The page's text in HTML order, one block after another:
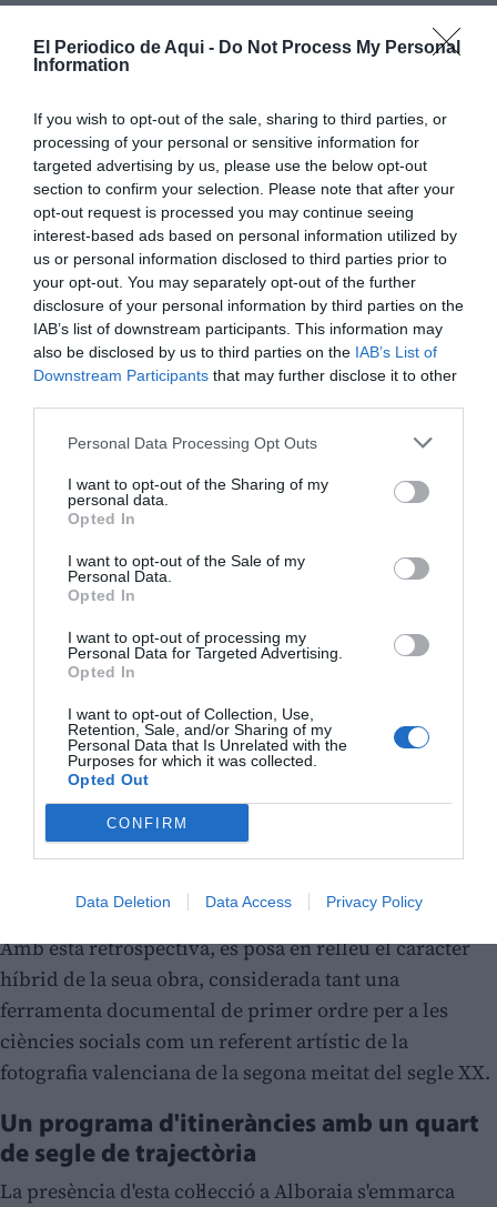
El Periodico de Aqui - Do Not Process My Personal
Information
If you wish to opt-out of the sale, sharing to third parties, or
processing of your personal or sensitive information for
targeted advertising by us, please use the below opt-out
section to confirm your selection. Please note that after your
opt-out request is processed you may continue seeing
interest-based ads based on personal information utilized by
us or personal information disclosed to third parties prior to
your opt-out. You may separately opt-out of the further
disclosure of your personal information by third parties on the
IAB’s list of downstream participants. This information may
also be disclosed by us to third parties on the IAB’s List of
Downstream Participants that may further disclose it to other
Personal Data Processing Opt Outs
I want to opt-out of the Sharing of my
personal data.
Opted In
I want to opt-out of the Sale of my
Personal Data.
Opted In
I want to opt-out of processing my
Personal Data for Targeted Advertising.
Opted In
I want to opt-out of Collection, Use,
Retention, Sale, and/or Sharing of my
Personal Data that Is Unrelated with the
Purposes for which it was collected.
Opted Out
CONFIRM
Data Deletion Data Access Privacy Policy
caracteritzar per una constant tasca de divulgació del
sols en les seues exposicions individuals, sinó també
en la publicació de nombrososvolums i treballs
editorials realitzats en col·laboració amb
investigadors, escriptors i periodistes de l'època.
Amb esta retrospectiva, es posa en relleu el caràcter
híbrid de la seua obra, considerada tant una
ferramenta documental de primer ordre per a les
ciències socials com un referent artístic de la
fotografia valenciana de la segona meitat del segle XX.
Un programa d'itineràncies amb un quart
de segle de trajectòria
La presència d'esta col·lecció a Alboraia s'emmarca